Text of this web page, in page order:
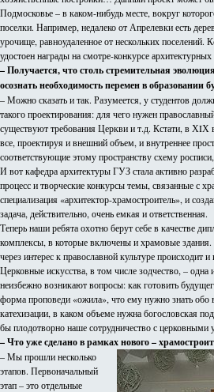
Подмосковье – в каком-нибудь месте, вокруг
поселки. Например, недалеко от Апрелевки есть
урочище, равноудаленное от нескольких
удостоен награды на смотре-конкурсе
– Получается, что столь стремительная
осознать необходимость перемен в образовании
– Можно сказать и так. Разумеется, у студентов
такого проектирования: для чего нужен
существуют требования Церкви и т.д. Кстати, в ХIХ
все, проектируя и внешний объем, и внутреннее
соответствующие этому пространству схему
И вот кафедра архитектуры ГУЗ стала активно
процесс и творческие конкурсы темы, связанные с
специализация «архитектор-храмостроитель», и
задача, действительно, очень емкая и ответственная.
Теперь наши ребята охотно берут себе в качестве
комплексы, в которые включены и храмовые здания.
через интерес к православной культуре происходит и
Церковные искусства, в том числе зодчество, –
неизбежно возникают вопросы: как готовить
форма проповеди «ожила», что ему нужно знать обо
катехизации, в каком объеме нужна богословская
бы плодотворно наше сотрудничество с церковными
– Что уже сделано в рамках нового –
– Мы прошли несколько
этапов. Первоначальный
этап – это отдельные